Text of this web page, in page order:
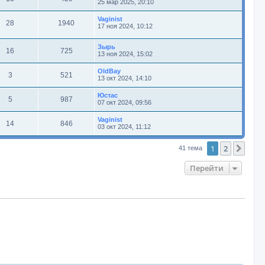
25 мар 2025, 20:10
28 1940
Vaginist
17 ноя 2024, 10:12
16 725
Зырь
13 ноя 2024, 15:02
3 521
OldBay
13 окт 2024, 14:10
5 987
Юстас
07 окт 2024, 09:56
14 846
Vaginist
03 окт 2024, 11:12
41 тема 1 2
Перейти